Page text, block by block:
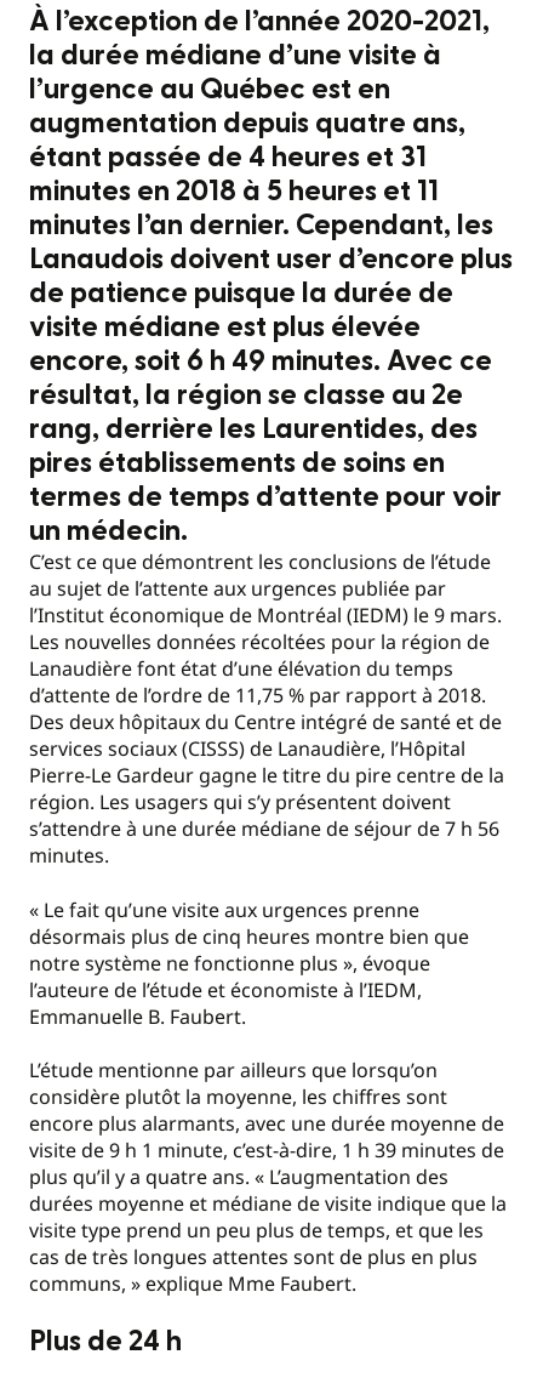
À l’exception de l’année 2020-2021,
la durée médiane d’une visite à
l’urgence au Québec est en
augmentation depuis quatre ans,
étant passée de 4 heures et 31
minutes en 2018 à 5 heures et 11
minutes l’an dernier. Cependant, les
Lanaudois doivent user d’encore plus
de patience puisque la durée de
visite médiane est plus élevée
encore, soit 6 h 49 minutes. Avec ce
résultat, la région se classe au 2e
rang, derrière les Laurentides, des
pires établissements de soins en
termes de temps d’attente pour voir
un médecin.
C’est ce que démontrent les conclusions de l’étude
au sujet de l’attente aux urgences publiée par
l’Institut économique de Montréal (IEDM) le 9 mars.
Les nouvelles données récoltées pour la région de
Lanaudière font état d’une élévation du temps
d’attente de l’ordre de 11,75 % par rapport à 2018.
Des deux hôpitaux du Centre intégré de santé et de
services sociaux (CISSS) de Lanaudière, l’Hôpital
Pierre-Le Gardeur gagne le titre du pire centre de la
région. Les usagers qui s’y présentent doivent
s’attendre à une durée médiane de séjour de 7 h 56
minutes.
« Le fait qu’une visite aux urgences prenne
désormais plus de cinq heures montre bien que
notre système ne fonctionne plus », évoque
l’auteure de l’étude et économiste à l’IEDM,
Emmanuelle B. Faubert.
L’étude mentionne par ailleurs que lorsqu’on
considère plutôt la moyenne, les chiffres sont
encore plus alarmants, avec une durée moyenne de
visite de 9 h 1 minute, c’est-à-dire, 1 h 39 minutes de
plus qu’il y a quatre ans. « L’augmentation des
durées moyenne et médiane de visite indique que la
visite type prend un peu plus de temps, et que les
cas de très longues attentes sont de plus en plus
communs, » explique Mme Faubert.
Plus de 24 h